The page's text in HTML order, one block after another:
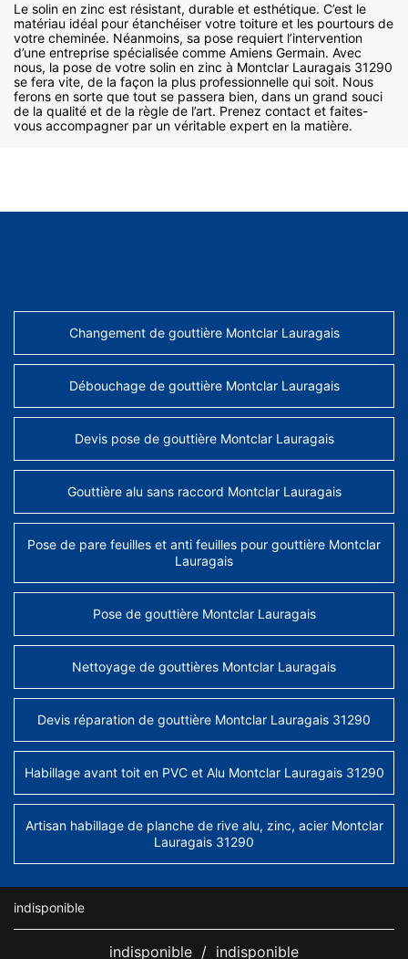
Le solin en zinc est résistant, durable et esthétique. C’est le
matériau idéal pour étanchéiser votre toiture et les pourtours de
votre cheminée. Néanmoins, sa pose requiert l’intervention
d’une entreprise spécialisée comme Amiens Germain. Avec
nous, la pose de votre solin en zinc à Montclar Lauragais 31290
se fera vite, de la façon la plus professionnelle qui soit. Nous
ferons en sorte que tout se passera bien, dans un grand souci
de la qualité et de la règle de l’art. Prenez contact et faites-
vous accompagner par un véritable expert en la matière.
Changement de gouttière Montclar Lauragais
Débouchage de gouttière Montclar Lauragais
Devis pose de gouttière Montclar Lauragais
Gouttière alu sans raccord Montclar Lauragais
Pose de pare feuilles et anti feuilles pour gouttière Montclar
Lauragais
Pose de gouttière Montclar Lauragais
Nettoyage de gouttières Montclar Lauragais
Devis réparation de gouttière Montclar Lauragais 31290
Habillage avant toit en PVC et Alu Montclar Lauragais 31290
Artisan habillage de planche de rive alu, zinc, acier Montclar
Lauragais 31290
indisponible
indisponible / indisponible